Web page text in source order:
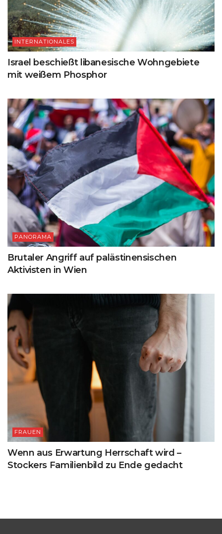
INTERNATIONALES
Israel beschießt libanesische Wohngebiete
mit weißem Phosphor
PANORAMA
Brutaler Angriff auf palästinensischen
Aktivisten in Wien
FRAUEN
Wenn aus Erwartung Herrschaft wird –
Stockers Familienbild zu Ende gedacht